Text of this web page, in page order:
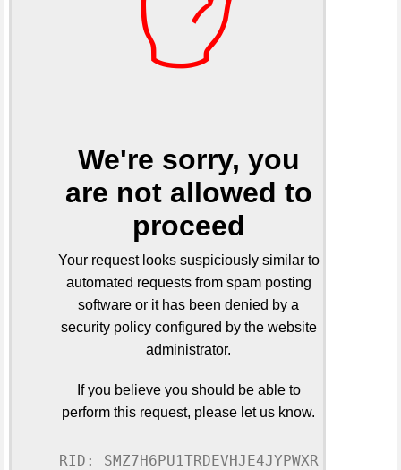
We're sorry, you
are not allowed to
proceed
Your request looks suspiciously similar to
automated requests from spam posting
software or it has been denied by a
security policy configured by the website
administrator.
If you believe you should be able to
perform this request, please let us know.
RID: SMZ7H6PU1TRDEVHJE4JYPWXR